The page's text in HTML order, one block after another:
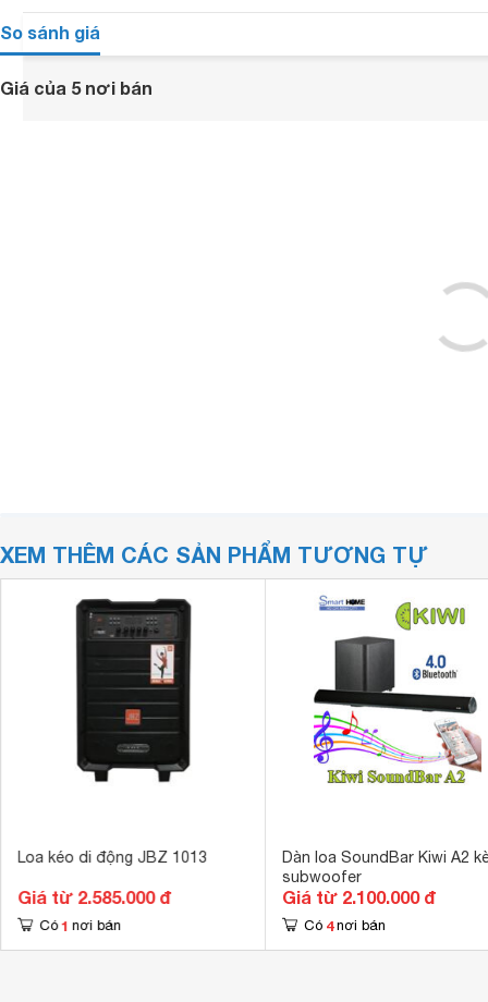
So sánh giá
Giá của 5 nơi bán
XEM THÊM CÁC SẢN PHẨM TƯƠNG TỰ
Loa kéo di động JBZ 1013
Giá từ 2.585.000 đ
Có 1 nơi bán
Dàn loa SoundBar Kiwi A2
subwoofer
Giá từ 2.100.000 đ
Có 4 nơi bán